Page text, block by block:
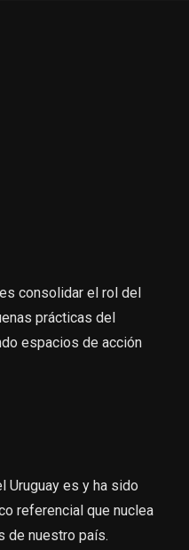
consolidar el rol del
prácticas del
espacios de acción
Uruguay es y ha sido
referencial que nuclea
de nuestro país.